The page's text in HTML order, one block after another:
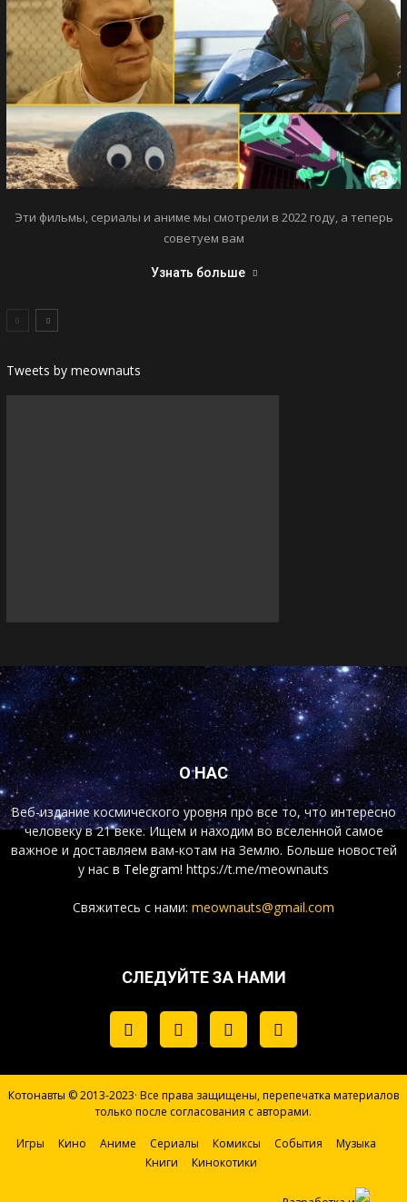
Эти фильмы, сериалы и аниме мы смотрели в 2022 году, а теперь
советуем вам
Узнать больше
Tweets by meownauts
О НАС
Веб-издание космического уровня про все то, что интересно
человеку в 21 веке. Ищем и находим во вселенной самое
важное и доставляем вам-котам на Землю. Больше новостей
у нас в Telegram! https://t.me/meownauts
Свяжитесь с нами: meownauts@gmail.com
СЛЕДУЙТЕ ЗА НАМИ
Котонавты © 2013-2023· Все права защищены, перепечатка материалов
только после согласования с авторами.
Игры Кино Аниме Сериалы Комиксы События
Музыка
Книги
Кинокотики